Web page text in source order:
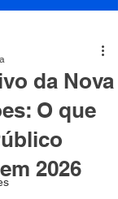
da Nova
O que
2026